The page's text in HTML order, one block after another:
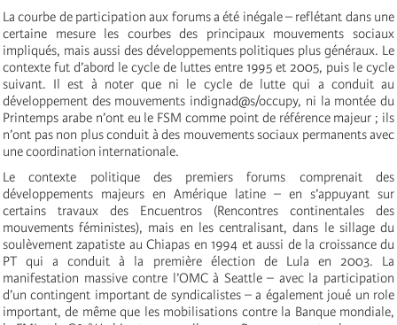
La courbe de participation aux forums a été inégale – reflétant dans une
certaine mesure les courbes des principaux mouvements sociaux
impliqués, mais aussi des développements politiques plus généraux. Le
contexte fut d’abord le cycle de luttes entre 1995 et 2005, puis le cycle
suivant. Il est à noter que ni le cycle de lutte qui a conduit au
développement des mouvements indignad@s/occupy, ni la montée du
Printemps arabe n’ont eu le FSM comme point de référence majeur ; ils
n’ont pas non plus conduit à des mouvements sociaux permanents avec
une coordination internationale.
Le contexte politique des premiers forums comprenait des
développements majeurs en Amérique latine – en s’appuyant sur
certains travaux des Encuentros (Rencontres continentales des
mouvements féministes), mais en les centralisant, dans le sillage du
soulèvement zapatiste au Chiapas en 1994 et aussi de la croissance du
PT qui a conduit à la première élection de Lula en 2003. La
manifestation massive contre l’OMC à Seattle – avec la participation
d’un contingent important de syndicalistes – a également joué un role
important, de même que les mobilisations contre la Banque mondiale,